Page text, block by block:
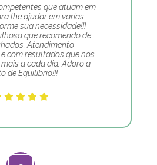
que atuam em
lhe ajudar em varias
sua necessidade!!!
que recomendo de
Atendimento
com resultados que nos
a cada dia. Adoro a
de Equilíbrio!!!